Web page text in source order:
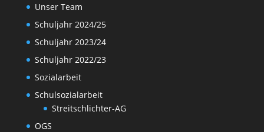
Unser Team
Schuljahr 2024/25
Schuljahr 2023/24
Schuljahr 2022/23
Sozialarbeit
Schulsozialarbeit
Streitschlichter-AG
OGS